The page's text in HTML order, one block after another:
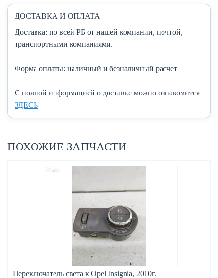
ДОСТАВКА И ОПЛАТА
Доставка: по всей РБ от нашей компании, почтой,
транспортными компаниями.
Форма оплаты: наличный и безналичный расчет
C полной информацией о доставке можно ознакомится
ЗДЕСЬ
ПОХОЖИЕ ЗАПЧАСТИ
Переключатель света к Opel Insignia, 2010г.